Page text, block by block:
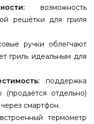
возможность
решётки для гриля
ручки облегчают
гриль идеальным для
поддержка
отдельно)
смартфон.
термометр